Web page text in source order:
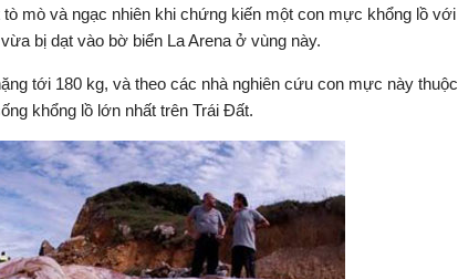
mò và ngạc nhiên khi chứng kiến một con mực khổng lồ với
bị dạt vào bờ biển La Arena ở vùng này.
tới 180 kg, và theo các nhà nghiên cứu con mực này thuộc
khổng lồ lớn nhất trên Trái Đất.